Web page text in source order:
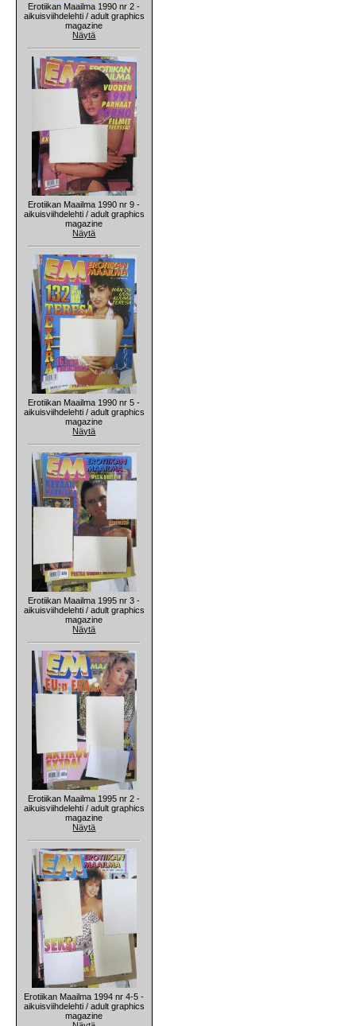
Erotiikan Maailma 1990 nr 2 -
aikuisviihdelehti / adult graphics
magazine
Näytä
Erotiikan Maailma 1990 nr 9 -
aikuisviihdelehti / adult graphics
magazine
Näytä
Erotiikan Maailma 1990 nr 5 -
aikuisviihdelehti / adult graphics
magazine
Näytä
Erotiikan Maailma 1995 nr 3 -
aikuisviihdelehti / adult graphics
magazine
Näytä
Erotiikan Maailma 1995 nr 2 -
aikuisviihdelehti / adult graphics
magazine
Näytä
Erotiikan Maailma 1994 nr 4-5 -
aikuisviihdelehti / adult graphics
magazine